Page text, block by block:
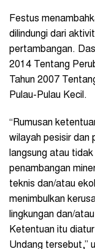
Festus
dilindungi dari
pertambangan.
2014 Tentang
Tahun 2007
Pulau-Pulau Kecil.
“Rumusan
wilayah pesisir dan
langsung atau
penambangan
teknis dan/atau
menimbulkan
lingkungan dan/
Ketentuan itu
Undang tersebut,”